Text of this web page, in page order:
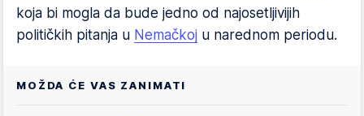
koja bi mogla da bude jedno od najosetljivijih
političkih pitanja u Nemačkoj u narednom periodu.
MOŽDA ĆE VAS ZANIMATI